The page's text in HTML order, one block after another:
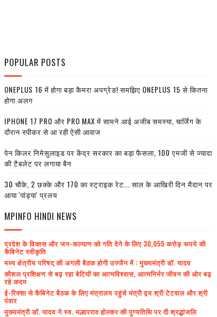
POPULAR POSTS
ONEPLUS 16 में होगा बड़ा कैमरा अपग्रेड! समझिए ONEPLUS 15 से कितना
होगा अलग
IPHONE 17 PRO और PRO MAX में सामने आई अजीब समस्या, चार्जिंग के
दौरान स्पीकर से आ रही ऐसी आवाज
पेन किलर निमेसुलाइड पर केंद्र सरकार का बड़ा फैसला, 100 एमजी से ज्यादा
की टैबलेट पर लगाया बैन
30 चौके, 2 छक्के और 170 का स्ट्राइक रेट... साल के आखिरी दिन मैदान पर
आया 'पांड्या' प्रलय
MPINFO HINDI NEWS
प्रदेश के विकास और जन-कल्याण को गति देने के लिए 30,055 करोड़ रूपये की
कैबिनेट स्वीकृति
मध्य क्षेत्रीय परिषद् की अगली बैठक होगी उज्जैन में : मुख्यमंत्री डॉ. यादव
कौशल प्रशिक्षण से बढ़ रहा बेटियों का आत्मविश्वास, आत्मनिर्भर जीवन की ओर बढ़
रहे कदम
ई-रिक्शा से कैबिनेट बैठक के लिए मंत्रालय पहुंचे मंत्री द्वय श्री टेटवाल और श्री
पंवार
मुख्यमंत्री डॉ. यादव ने स्व. मल्हारराव होल्कर की पुण्यतिथि पर दी श्रद्धांजलि